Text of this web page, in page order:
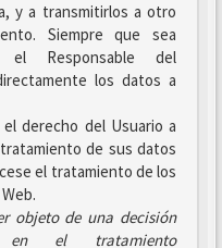
y a transmitirlos a otro
Siempre que sea
el Responsable del
los datos a
el derecho del Usuario a
de sus datos
el tratamiento de los
objeto de una decisión
en el tratamiento